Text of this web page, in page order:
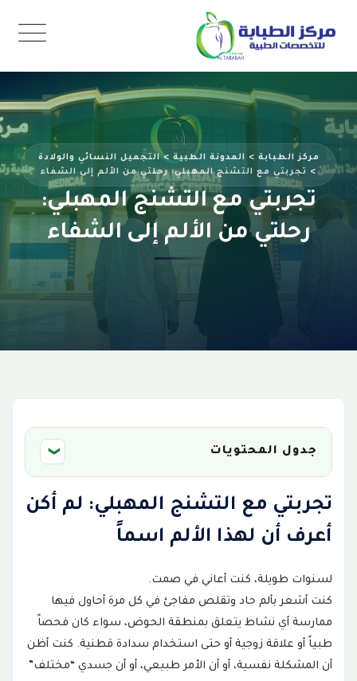
content
تجربتي مع التشنج المهبلي:
رحلتي من الألم إلى الشفاء
مركز الطبابة > المدونة الطبية >التجميل النسائي والولادة
> تجربتي مع التشنج المهبلي: رحلتي من الألم إلى الشفاء
جدول المحتويات ❮
1
تجربتي مع التشنج المهبلي: لم أكن أعرف أن
لهذا الألم اسماً
ما هو التشنج المهبلي؟
3 كيف بدأت تجربتي مع التشنج المهبلي ؟
4 أعراض التشنج المهبلي التي عانيت منها
5 متى قررت طلب المساعدة؟
تجربتي مع التشنج المهبلي: لم أكن
أعرف أن لهذا الألم اسماً
لسنوات طويلة، كنت أعاني في صمت.
كنت أشعر بألم حاد وتقلص مفاجئ في كل مرة أحاول فيها
ممارسة أي نشاط يتعلق بمنطقة الحوض، سواء كان فحصاً
طبياً أو علاقة زوجية أو حتى استخدام سدادة قطنية. كنت أظن
أن المشكلة نفسية، أو أن الأمر طبيعي، أو أن جسدي “مختلف”